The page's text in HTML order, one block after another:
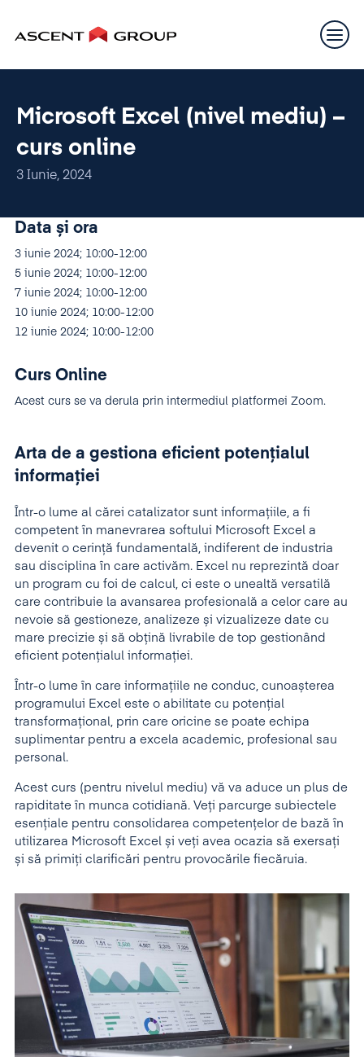
Microsoft Excel (nivel mediu) –
curs online
3 Iunie, 2024
Data și ora
3 iunie 2024; 10:00-12:00
5 iunie 2024; 10:00-12:00
7 iunie 2024; 10:00-12:00
10 iunie 2024; 10:00-12:00
12 iunie 2024; 10:00-12:00
Curs Online
Acest curs se va derula prin intermediul platformei Zoom.
Arta de a gestiona eficient potențialul
informației
Într-o lume al cărei catalizator sunt informațiile, a fi
competent în manevrarea softului Microsoft Excel a
devenit o cerință fundamentală, indiferent de industria
sau disciplina în care activăm. Excel nu reprezintă doar
un program cu foi de calcul, ci este o unealtă versatilă
care contribuie la avansarea profesională a celor care au
nevoie să gestioneze, analizeze și vizualizeze date cu
mare precizie și să obțină livrabile de top gestionând
eficient potențialul informației.
Într-o lume în care informațiile ne conduc, cunoașterea
programului Excel este o abilitate cu potențial
transformațional, prin care oricine se poate echipa
suplimentar pentru a excela academic, profesional sau
personal.
Acest curs (pentru nivelul mediu) vă va aduce un plus de
rapiditate în munca cotidiană. Veți parcurge subiectele
esențiale pentru consolidarea competențelor de bază în
utilizarea Microsoft Excel și veți avea ocazia să exersați
și să primiți clarificări pentru provocările fiecăruia.